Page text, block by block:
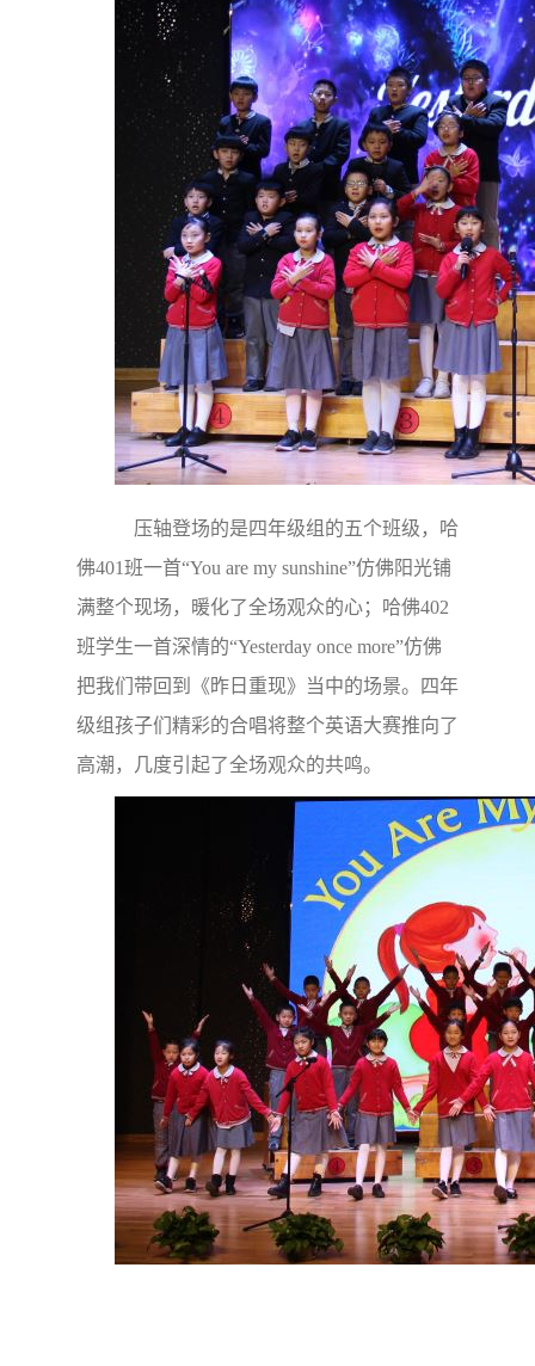
压轴登场的是四年级组的五个班级，哈
佛401班一首“You are my sunshine”仿佛阳光铺
满整个现场，
暖化了全场观众的心；哈佛402
班学生一首深情的“Yesterday once more”仿佛
把我们带回到《昨日重现》当中的场景。四年
级组孩子们精彩的合唱将整个英语大赛推向了
高潮，几度引起了全场观众的共鸣。